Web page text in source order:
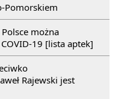
Pomorskiem
można
19 [lista aptek]
Rajewski jest